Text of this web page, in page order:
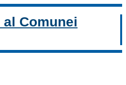
Comunei